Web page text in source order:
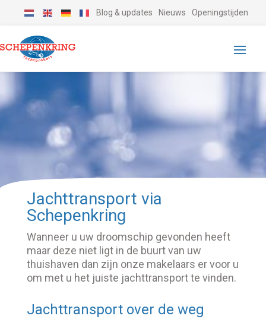
Blog & updates Nieuws Openingstijden
Jachttransport via
Schepenkring
Wanneer u uw droomschip gevonden heeft
maar deze niet ligt in de buurt van uw
thuishaven dan zijn onze makelaars er voor u
om met u het juiste jachttransport te vinden.
Jachttransport over de weg